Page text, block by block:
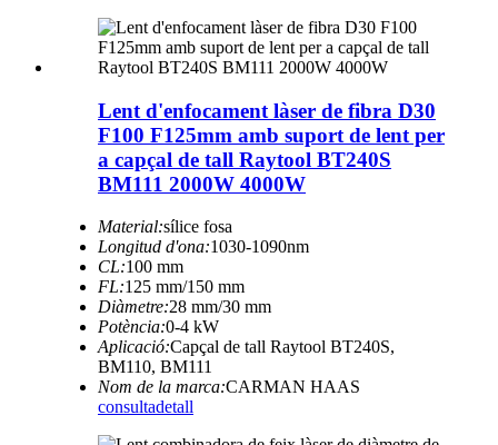
Lent d'enfocament làser de fibra D30
F100 F125mm amb suport de lent per
a capçal de tall Raytool BT240S
BM111 2000W 4000W
Material:sílice fosa
Longitud d'ona:1030-1090nm
CL:100 mm
FL:125 mm/150 mm
Diàmetre:28 mm/30 mm
Potència:0-4 kW
Aplicació:Capçal de tall Raytool BT240S,
BM110, BM111
Nom de la marca:CARMAN HAAS
consultadetall